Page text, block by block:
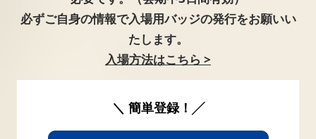
必ずご自身の情報で入場用バッジの発行をお願いい
たします。
入場方法はこちら >
＼ 簡単登録！╱